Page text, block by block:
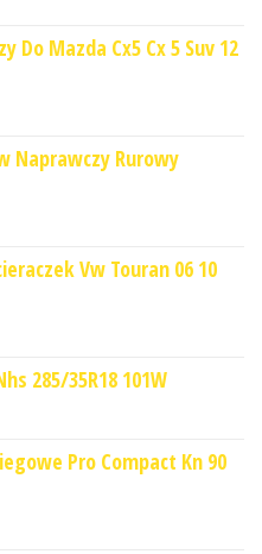
Do Mazda Cx5 Cx 5 Suv 12
Naprawczy Rurowy
Vw Touran 06 10
285/35R18 101W
Pro Compact Kn 90